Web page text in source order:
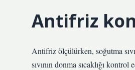
Antifriz
Antifriz ölçülürken, soğutma
sıvının donma sıcaklığı